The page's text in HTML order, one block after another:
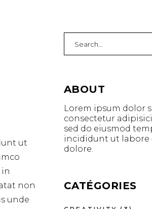
ut
in
non
unde
for:
ABOUT
Lorem ipsum dolor
consectetur
sed do eiusmod
incididunt ut labore
dolore.
CATÉGORIES